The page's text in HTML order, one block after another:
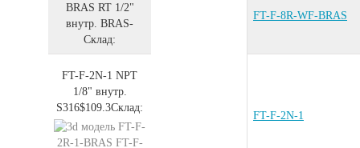
BRAS RT 1/2"
внутр. BRAS-
Склад:
FT-F-8R-WF-BRAS
FT-F-2N-1 NPT
1/8" внутр.
S316$109.3Склад:
FT-F-2N-1